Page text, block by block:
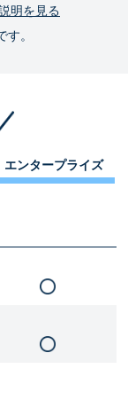
明を見る
。
エンタープライズ